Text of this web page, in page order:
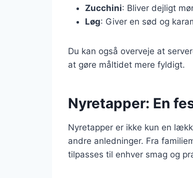
Zucchini: Bliver dejligt
Løg: Giver en sød og
Du kan også overveje at
at gøre måltidet mere fyldigt.
Nyretapper: En
Nyretapper er ikke kun en
andre anledninger. Fra
tilpasses til enhver smag og